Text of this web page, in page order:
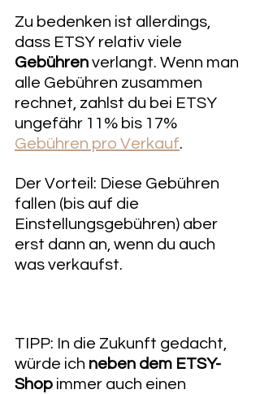
Zu bedenken ist allerdings,
dass ETSY relativ viele
Gebühren verlangt. Wenn man
alle Gebühren zusammen
rechnet, zahlst du bei ETSY
ungefähr 11% bis 17%
Gebühren pro Verkauf.
Der Vorteil: Diese Gebühren
fallen (bis auf die
Einstellungsgebühren) aber
erst dann an, wenn du auch
was verkaufst.
TIPP: In die Zukunft gedacht,
würde ich neben dem ETSY-
Shop immer auch einen